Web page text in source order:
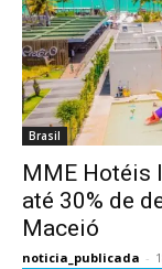
Brasil
MME Hotéis
até 30% de
Maceió
noticia_publicada -